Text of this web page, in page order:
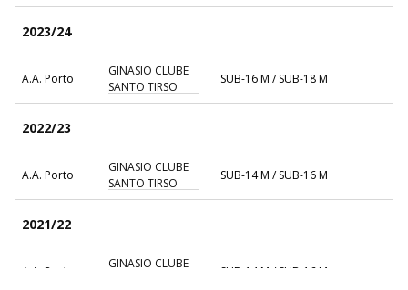
2023/24
A.A. Porto
GINASIO CLUBE
SANTO TIRSO
SUB-16 M / SUB-18 M
2022/23
A.A. Porto
GINASIO CLUBE
SANTO TIRSO
SUB-14 M / SUB-16 M
2021/22
A.A. Porto
GINASIO CLUBE
SUB-14 M / SUB-16 M